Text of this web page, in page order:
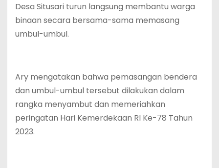
Desa Situsari turun langsung membantu warga
binaan secara bersama-sama memasang
umbul-umbul.
Ary mengatakan bahwa pemasangan bendera
dan umbul-umbul tersebut dilakukan dalam
rangka menyambut dan memeriahkan
peringatan Hari Kemerdekaan RI Ke-78 Tahun
2023.